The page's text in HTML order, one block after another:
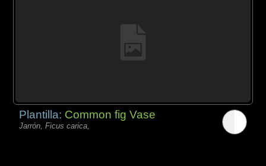
Plantilla: Common fig Vase
Jarrón, Ficus carica,